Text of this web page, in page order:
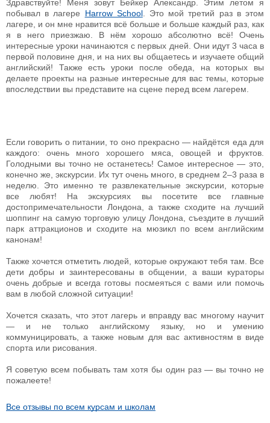
Здравствуйте! Меня зовут Бейкер Александр. Этим летом я
побывал в лагере Harrow School. Это мой третий раз в этом
лагере, и он мне нравится всё больше и больше каждый раз, как
я в него приезжаю. В нём хорошо абсолютно всё! Очень
интересные уроки начинаются с первых дней. Они идут 3 часа в
первой половине дня, и на них вы общаетесь и изучаете общий
английский! Также есть уроки после обеда, на которых вы
делаете проекты на разные интересные для вас темы, которые
впоследствии вы представите на сцене перед всем лагерем.
Если говорить о питании, то оно прекрасно — найдётся еда для
каждого: очень много хорошего мяса, овощей и фруктов.
Голодными вы точно не останетесь! Самое интересное — это,
конечно же, экскурсии. Их тут очень много, в среднем 2–3 раза в
неделю. Это именно те развлекательные экскурсии, которые
все любят! На экскурсиях вы посетите все главные
достопримечательности Лондона, а также сходите на лучший
шоппинг на самую торговую улицу Лондона, съездите в лучший
парк аттракционов и сходите на мюзикл по всем английским
канонам!
Также хочется отметить людей, которые окружают тебя там. Все
дети добры и заинтересованы в общении, а ваши кураторы
очень добрые и всегда готовы посмеяться с вами или помочь
вам в любой сложной ситуации!
Хочется сказать, что этот лагерь и вправду вас многому научит
— и не только английскому языку, но и умению
коммуницировать, а также новым для вас активностям в виде
спорта или рисования.
Я советую всем побывать там хотя бы один раз — вы точно не
пожалеете!
Все отзывы по всем курсам и школам